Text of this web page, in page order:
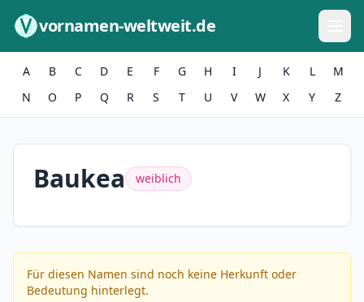
vornamen-weltweit.de
A B C D E F G H I J K L
M
N
O P Q R S T U V W X Y Z
Baukea weiblich
Für diesen Namen sind noch keine Herkunft oder
Bedeutung hinterlegt.